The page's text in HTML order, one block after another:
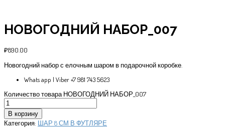
НОВОГОДНИЙ НАБОР_007
₽890.00
Новогодний набор с елочным шаром в подарочной коробке.
Whats app | Viber +7 981 743 5623
Количество товара НОВОГОДНИЙ НАБОР_007
В корзину
Категория: ШАР 8 СМ В ФУТЛЯРЕ